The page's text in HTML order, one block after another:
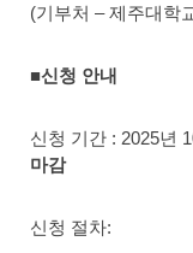
(기부처 – 제주대학
■신청 안내
신청 기간 : 2025년
마감
신청 절차: